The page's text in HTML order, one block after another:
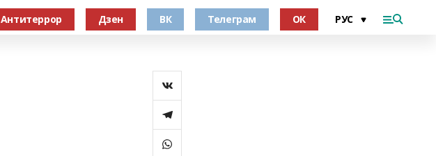
Антитеррор Дзен ВК Телеграм ОК